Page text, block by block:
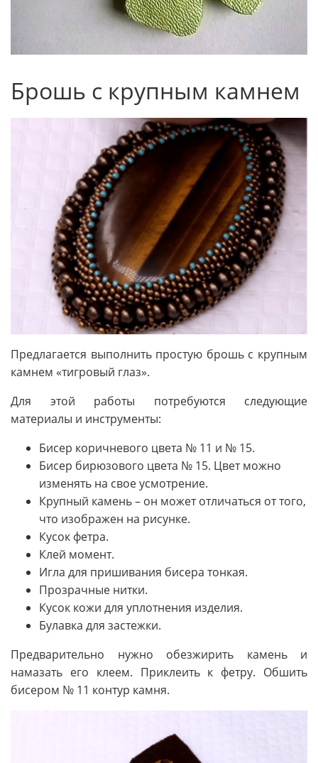
Брошь с крупным камнем
Предлагается выполнить простую брошь с крупным
камнем «тигровый глаз».
Для этой работы потребуются следующие
материалы и инструменты:
Бисер коричневого цвета № 11 и № 15.
Бисер бирюзового цвета № 15. Цвет можно
изменять на свое усмотрение.
Крупный камень – он может отличаться от того,
что изображен на рисунке.
Кусок фетра.
Клей момент.
Игла для пришивания бисера тонкая.
Прозрачные нитки.
Кусок кожи для уплотнения изделия.
Булавка для застежки.
Предварительно нужно обезжирить камень и
намазать его клеем. Приклеить к фетру. Обшить
бисером № 11 контур камня.